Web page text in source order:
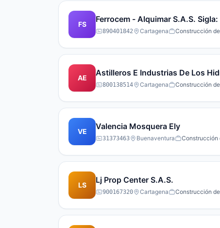
FS
Ferrocem - Alquimar S.A.S.
890401842 Cartagena Construcción
AE
Astilleros E Industrias De Los
800138514 Cartagena Construcción
VE
Valencia Mosquera Ely
31373463 Buenaventura Construcción
LS
Lj Prop Center S.A.S.
900167320 Cartagena Construcción